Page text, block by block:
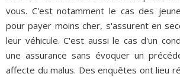
vous. C'est notamment le cas des
pour payer moins cher, s'assurent en
leur véhicule. C'est aussi le cas d'un
une assurance sans évoquer un
affecte du malus. Des enquêtes ont lieu